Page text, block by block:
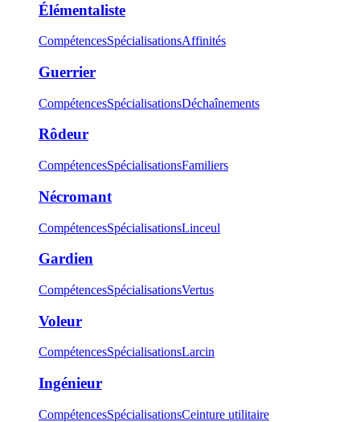
Élémentaliste
CompétencesSpécialisationsAffinités
Guerrier
CompétencesSpécialisationsDéchaînements
Rôdeur
CompétencesSpécialisationsFamiliers
Nécromant
CompétencesSpécialisationsLinceul
Gardien
CompétencesSpécialisationsVertus
Voleur
CompétencesSpécialisationsLarcin
Ingénieur
CompétencesSpécialisationsCeinture utilitaire